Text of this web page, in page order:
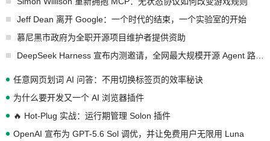
Jeff Dean 离开 Google：一个时代的结束，一个实验室的开始
慕尼黑市政府为全职开源项目维护者提供资助
任意网页划词 AI 问答：不用切换标签页的效率秘诀
为什么要开发又一个 AI 浏览器插件
🔥 Hot-Plug 实战：运行期管理 Solon 插件
OpenAI 宣布为 GPT-5.6 Sol 调优，并让免费用户无限用 Luna